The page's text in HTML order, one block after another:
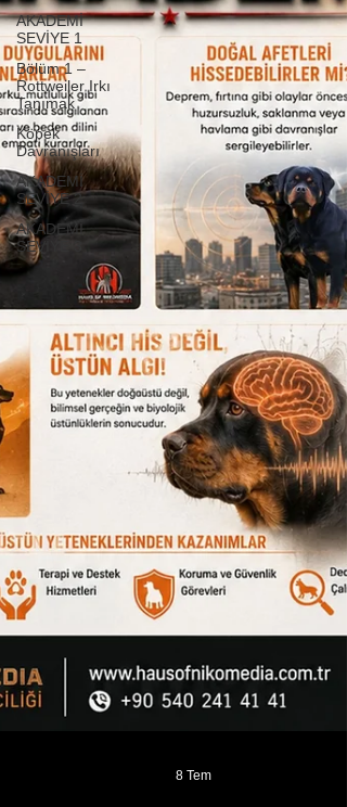
AKADEMİ
SEVİYE 1
Bölüm 1 –
Rottweiler Irkı
Tanımak
Köpek
Davranışları
AKADEMİ
SEVİYE 2
AKADEMİ
SEVİYE 3